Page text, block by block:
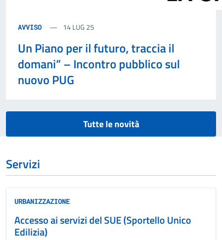
AVVISO 14 LUG 25
Un Piano per il futuro, traccia il
domani” – Incontro pubblico sul
nuovo PUG
Tutte le novità
Servizi
URBANIZZAZIONE
Accesso ai servizi del SUE (Sportello Unico
Edilizia)